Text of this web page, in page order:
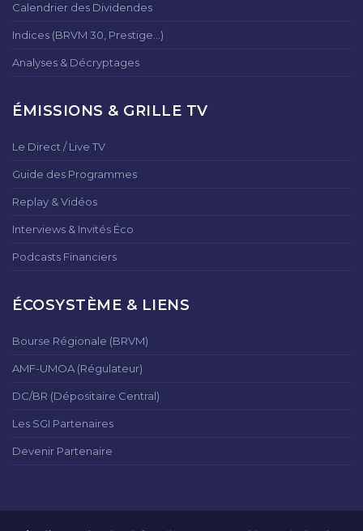
Calendrier des Dividendes
Indices (BRVM 30, Prestige...)
Analyses & Décryptages
ÉMISSIONS & GRILLE TV
Le Direct / Live TV
Guide des Programmes
Replay & Vidéos
Interviews & Invités Éco
Podcasts Financiers
ÉCOSYSTÈME & LIENS
Bourse Régionale (BRVM)
AMF-UMOA (Régulateur)
DC/BR (Dépositaire Central)
Les SGI Partenaires
Devenir Partenaire